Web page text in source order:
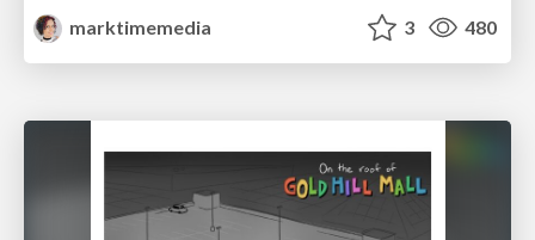
marktimemedia
3 480